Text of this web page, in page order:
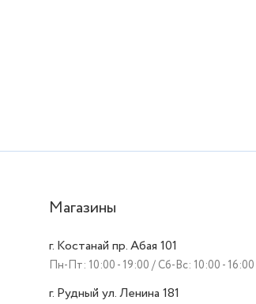
Магазины
г. Костанай пр. Абая 101
Пн-Пт: 10:00 - 19:00 / Сб-Вс: 10:00 - 16:00
г. Рудный ул. Ленина 181